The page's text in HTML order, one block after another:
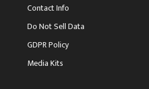
Contact Info
Do Not Sell Data
GDPR Policy
Media Kits